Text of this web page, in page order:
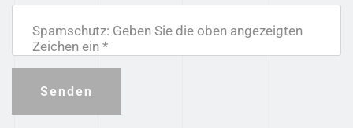
Spamschutz: Geben Sie die oben angezeigten
Zeichen ein *
Senden